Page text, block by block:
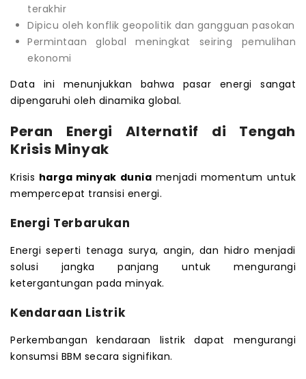
terakhir
Dipicu oleh konflik geopolitik dan gangguan pasokan
Permintaan global meningkat seiring pemulihan
ekonomi
Data ini menunjukkan bahwa pasar energi sangat
dipengaruhi oleh dinamika global.
Peran Energi Alternatif di Tengah
Krisis Minyak
Krisis harga minyak dunia menjadi momentum untuk
mempercepat transisi energi.
Energi Terbarukan
Energi seperti tenaga surya, angin, dan hidro menjadi
solusi jangka panjang untuk mengurangi
ketergantungan pada minyak.
Kendaraan Listrik
Perkembangan kendaraan listrik dapat mengurangi
konsumsi BBM secara signifikan.